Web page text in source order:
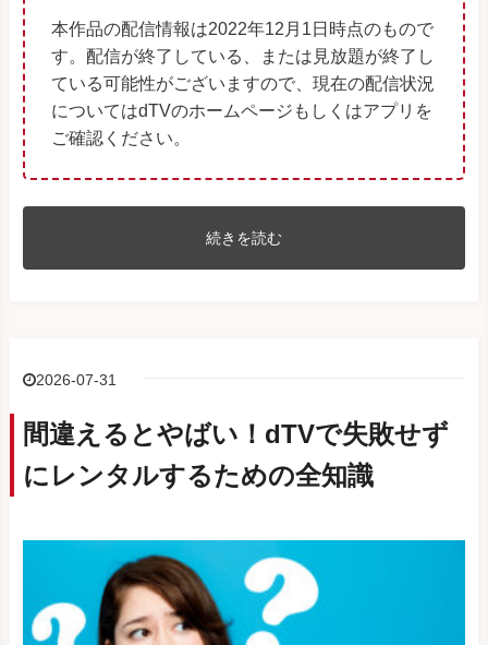
本作品の配信情報は2022年12月1日時点のもので
す。配信が終了している、または見放題が終了し
ている可能性がございますので、現在の配信状況
についてはdTVのホームページもしくはアプリを
ご確認ください。
続きを読む
2026-07-31
間違えるとやばい！dTVで失敗せず
にレンタルするための全知識